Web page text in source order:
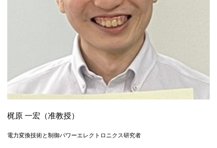
梶原 一宏（准教授）
電力変換技術と制御パワーエレクトロニクス研究者